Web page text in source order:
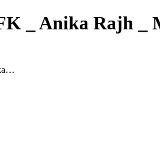
_ Anika Rajh _